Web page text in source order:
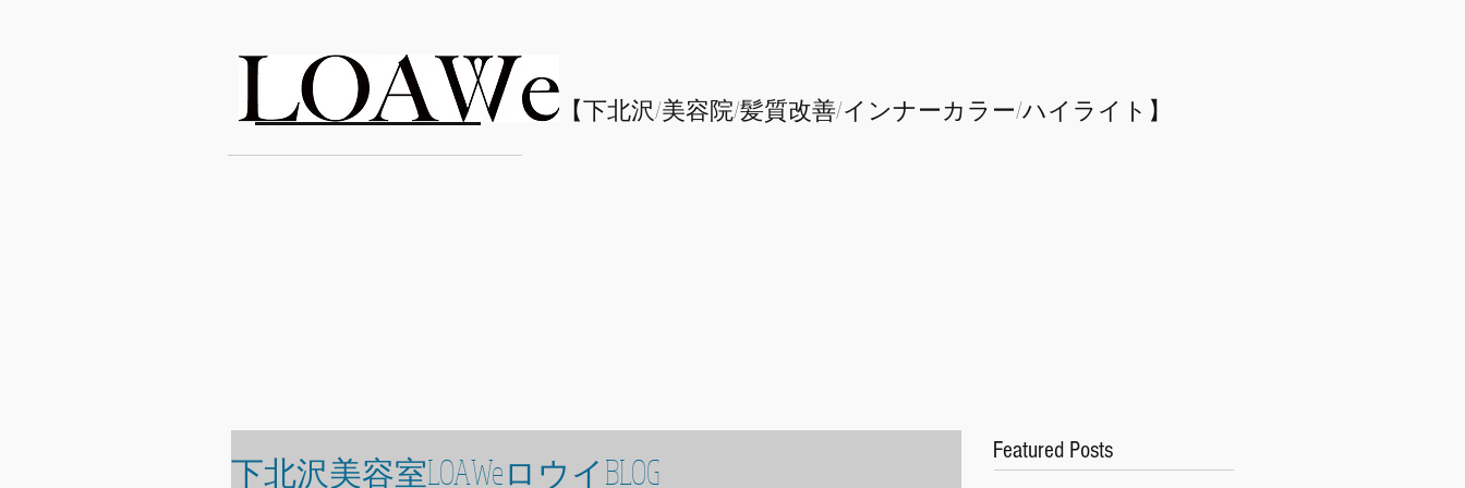
LOAWe ​【下北沢/美容院/髪質改善/インナーカラー/​ハイライト】
下北沢美容室LOAWeロウイBLOG
Featured Posts